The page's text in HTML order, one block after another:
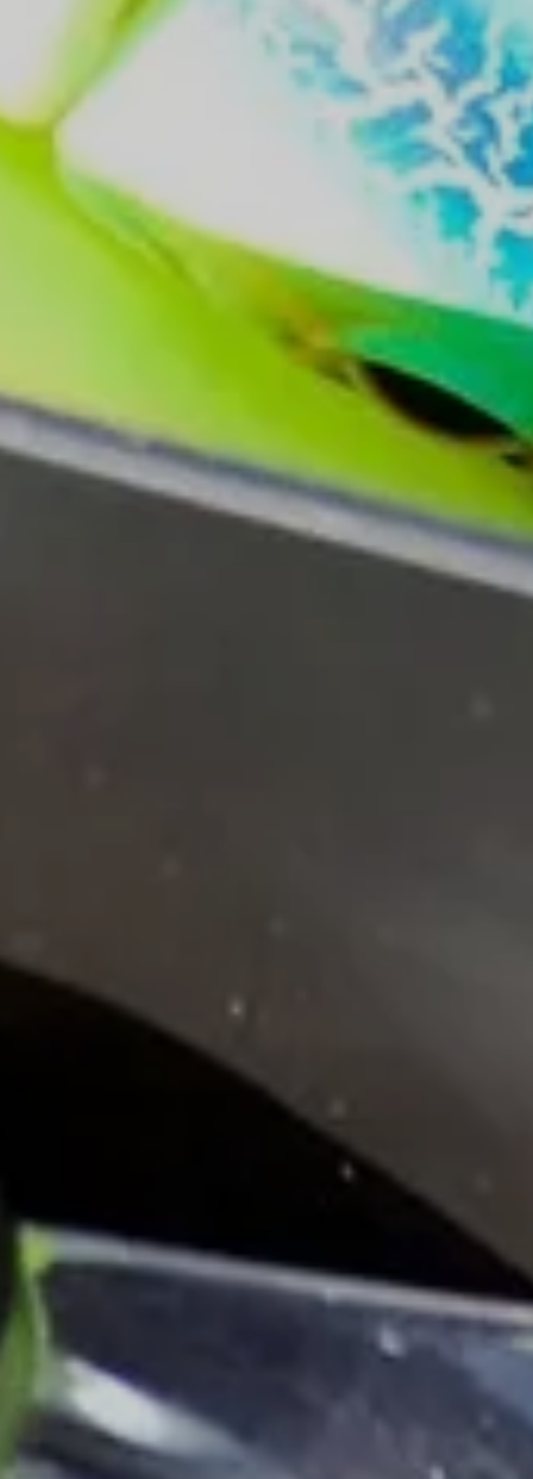
お問い合わせはこちら